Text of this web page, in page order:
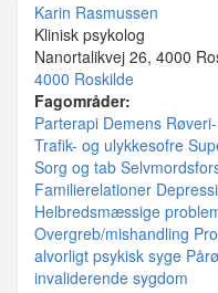
Karin Rasmussen
Klinisk psykolog
Nanortalikvej 26, 4000
4000 Roskilde
Fagområder:
Parterapi Demens
Trafik- og ulykkesofre
Sorg og tab
Familierelationer
Helbredsmæssige
Overgreb/mishandling
alvorligt psykisk syge
invaliderende sygdom